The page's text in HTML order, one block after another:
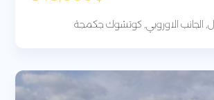
الجانب الاوروبي, كوتشوك جكمجة